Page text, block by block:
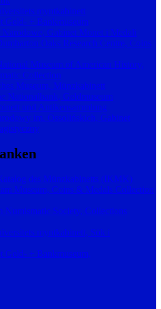
myntkabinett
Geld- + Bankmuseum
Narodowe, Gabinet Monet i Medali
Oaks Research Centre, Coins
Museum of American History,
Collection
Museum, Münzkabinett
Nationalbank, Geldmuseum
und Antikensammlung
im. Ossolińskich, Gabinet
des Münzkabinetts (IKMK)
Museum, Coins & Medals Collection
Numismatic Society, Collections
myntkabinett, Sök i
Geld- + Bankmuseum,